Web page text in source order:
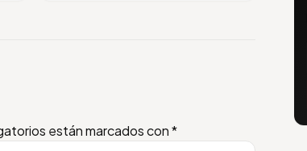
están marcados con*